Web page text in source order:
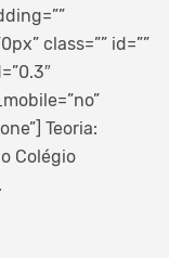
class=”” id=””
Teoria:
Colégio